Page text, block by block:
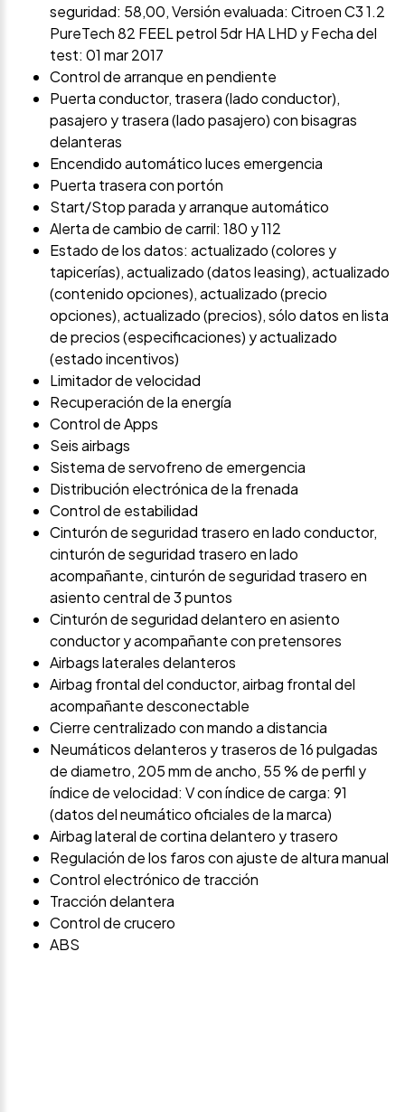
seguridad: 58,00, Versión evaluada: Citroen C3 1.2
PureTech 82 FEEL petrol 5dr HA LHD y Fecha del
test: 01 mar 2017
Control de arranque en pendiente
Puerta conductor, trasera (lado conductor),
pasajero y trasera (lado pasajero) con bisagras
delanteras
Encendido automático luces emergencia
Puerta trasera con portón
Start/Stop parada y arranque automático
Alerta de cambio de carril: 180 y 112
Estado de los datos: actualizado (colores y
tapicerías), actualizado (datos leasing), actualizado
(contenido opciones), actualizado (precio
opciones), actualizado (precios), sólo datos en lista
de precios (especificaciones) y actualizado
(estado incentivos)
Limitador de velocidad
Recuperación de la energía
Control de Apps
Seis airbags
Sistema de servofreno de emergencia
Distribución electrónica de la frenada
Control de estabilidad
Cinturón de seguridad trasero en lado conductor,
cinturón de seguridad trasero en lado
acompañante, cinturón de seguridad trasero en
asiento central de 3 puntos
Cinturón de seguridad delantero en asiento
conductor y acompañante con pretensores
Airbags laterales delanteros
Airbag frontal del conductor, airbag frontal del
acompañante desconectable
Cierre centralizado con mando a distancia
Neumáticos delanteros y traseros de 16 pulgadas
de diametro, 205 mm de ancho, 55 % de perfil y
índice de velocidad: V con índice de carga: 91
(datos del neumático oficiales de la marca)
Airbag lateral de cortina delantero y trasero
Regulación de los faros con ajuste de altura manual
Control electrónico de tracción
Tracción delantera
Control de crucero
ABS